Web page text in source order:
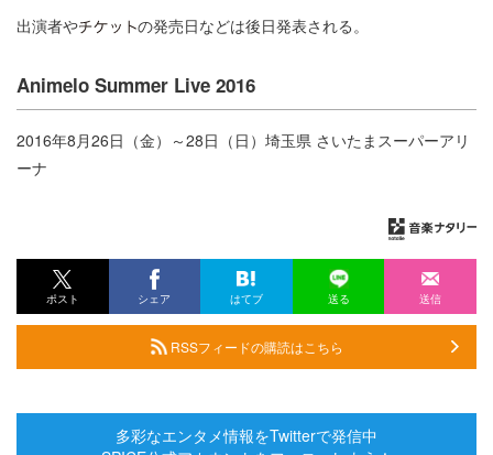
出演者や
の発売日などは後日発表される。
Animelo Summer Live 2016
2016年8月26日（金）～28日（日）埼玉県 さいたまスーパーアリ
ーナ
ポスト シェア はてブ 送る 送信
RSSフィードの購読はこちら
多彩なエンタメ情報をTwitterで発信中